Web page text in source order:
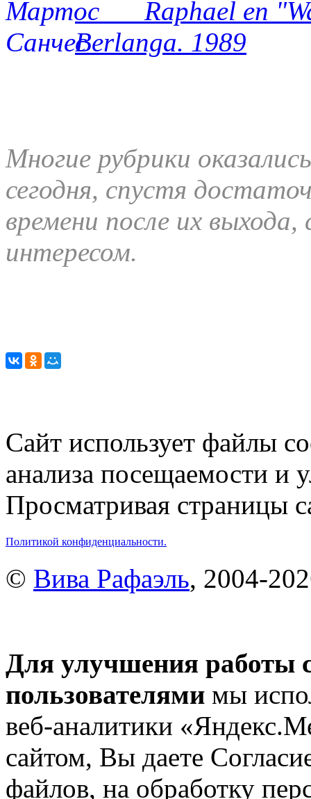
Raphael en
Berlanga. 1989
Многие рубрики
сегодня, спустя
времени после их
интересом.
Сайт использует файлы
анализа посещаемости и
Просматривая страницы
Политикой конфиденциальности.
© Вива Рафаэль, 2004-
Для улучшения работы
пользователями мы
веб-аналитики
сайтом, Вы даете
файлов, на обработку